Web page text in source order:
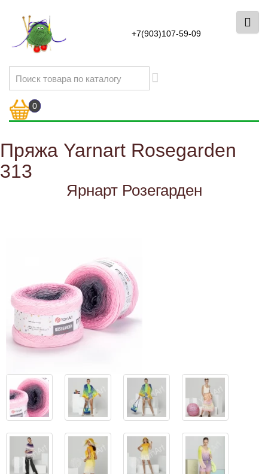
+7(903)107-59-09
0
Пряжа Yarnart Rosegarden
313
Ярнарт Розегарден